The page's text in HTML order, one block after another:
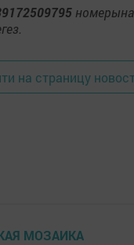
на страницу
МОЗАИКА